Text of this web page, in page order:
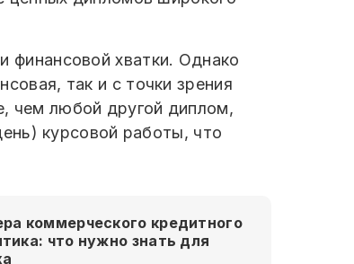
финансовой хватки. Однако
так и с точки зрения
чем любой другой диплом,
курсовой работы, что
коммерческого кредитного
что нужно знать для